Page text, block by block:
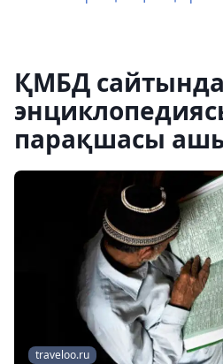
ҚМБД
парақшасы
traveloo.ru